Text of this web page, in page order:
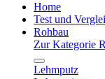
Home
Test und
Rohbau
Zur Kategorie
Lehmputz